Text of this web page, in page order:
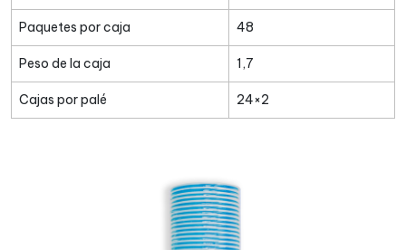
Paquetes por caja 48
Peso de la caja 1,7
Cajas por palé 24×2